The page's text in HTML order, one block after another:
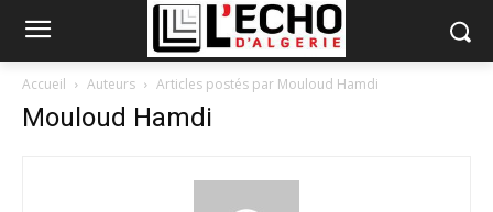
Accueil Auteurs Articles postés par Mouloud Hamdi
Mouloud Hamdi